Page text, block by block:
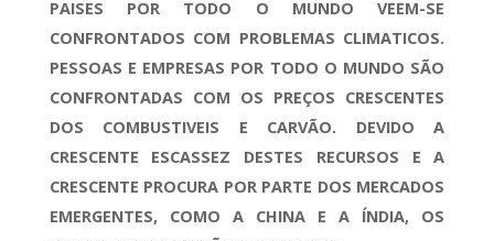
PAISES POR TODO O MUNDO VEEM-SE
CONFRONTADOS COM PROBLEMAS CLIMATICOS.
PESSOAS E EMPRESAS POR TODO O MUNDO SÃO
CONFRONTADAS COM OS PREÇOS CRESCENTES
DOS COMBUSTIVEIS E CARVÃO. DEVIDO A
CRESCENTE ESCASSEZ DESTES RECURSOS E A
CRESCENTE PROCURA POR PARTE DOS MERCADOS
EMERGENTES, COMO A CHINA E A ÍNDIA, OS